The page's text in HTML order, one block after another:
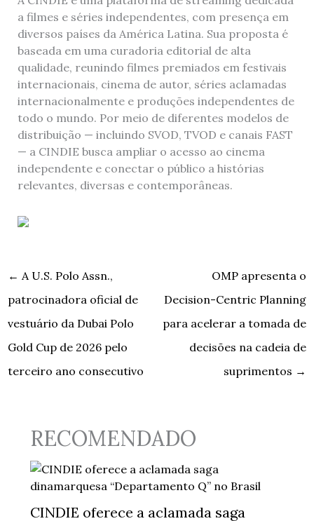
a filmes e séries independentes, com presença em
diversos países da América Latina. Sua proposta é
baseada em uma curadoria editorial de alta
qualidade, reunindo filmes premiados em festivais
internacionais, cinema de autor, séries aclamadas
internacionalmente e produções independentes de
todo o mundo. Por meio de diferentes modelos de
distribuição — incluindo SVOD, TVOD e canais FAST
— a CINDIE busca ampliar o acesso ao cinema
independente e conectar o público a histórias
relevantes, diversas e contemporâneas.
← A U.S. Polo Assn.,
patrocinadora oficial de
vestuário da Dubai Polo
Gold Cup de 2026 pelo
terceiro ano consecutivo
OMP apresenta o
Decision-Centric Planning
para acelerar a tomada de
decisões na cadeia de
suprimentos →
RECOMENDADO
CINDIE oferece a aclamada saga